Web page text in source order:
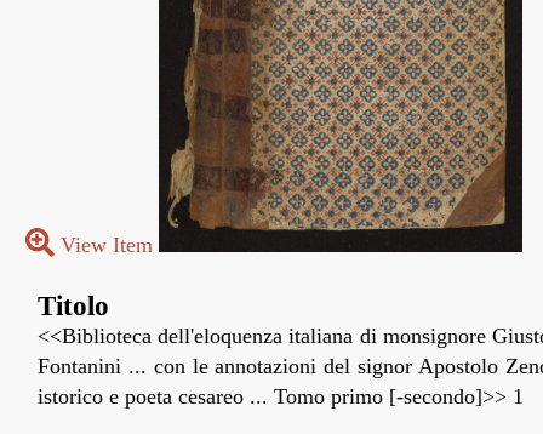
View Item
Titolo
<<Biblioteca dell'eloquenza italiana di monsignore
Fontanini ... con le annotazioni del signor Apostolo
istorico e poeta cesareo ... Tomo primo [-secondo]>> 1